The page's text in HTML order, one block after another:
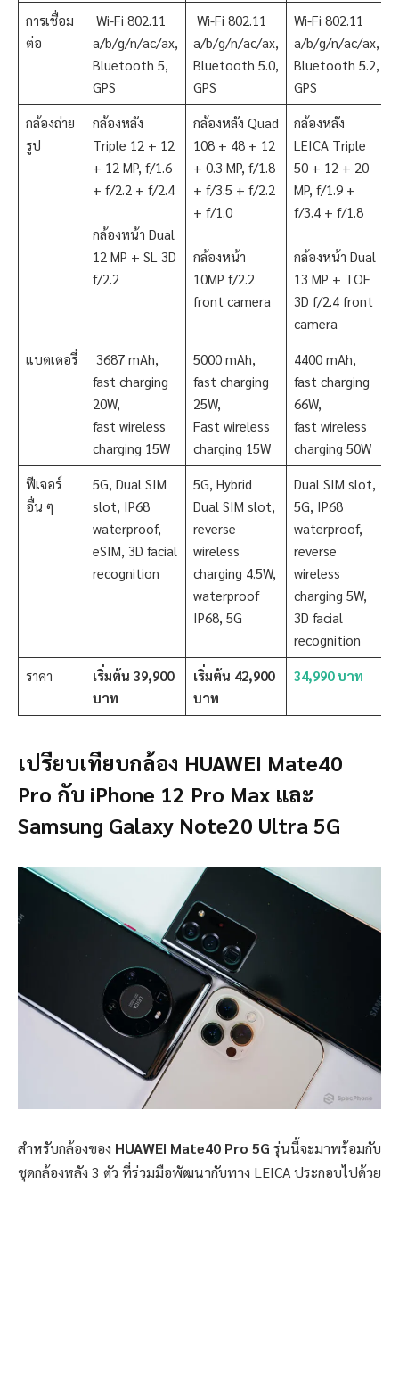
การเชื่อม
ต่อ
Wi-Fi 802.11
a/b/g/n/ac/ax,
Bluetooth 5,
GPS
Wi-Fi 802.11
a/b/g/n/ac/ax,
Bluetooth 5.0,
GPS
Wi-Fi 802.11
a/b/g/n/ac/ax,
Bluetooth 5.2,
GPS
กล้องถ่าย
รูป
กล้องหลัง
Triple 12 + 12
+ 12 MP, f/1.6
+ f/2.2 + f/2.4
กล้องหน้า Dual
12 MP + SL 3D
f/2.2
กล้องหลัง Quad
108 + 48 + 12
+ 0.3 MP, f/1.8
+ f/3.5 + f/2.2
+ f/1.0
กล้องหน้า
10MP f/2.2
front camera
กล้องหลัง
LEICA Triple
50 + 12 + 20
MP, f/1.9 +
f/3.4 + f/1.8
กล้องหน้า Dual
13 MP + TOF
3D f/2.4 front
camera
แบตเตอรี่
3687 mAh,
fast charging
20W,
fast wireless
charging 15W
5000 mAh,
fast charging
25W,
Fast wireless
charging 15W
4400 mAh,
fast charging
66W,
fast wireless
charging 50W
ฟีเจอร์
อื่น ๆ
5G, Dual SIM
slot, IP68
waterproof,
eSIM, 3D facial
recognition
5G, Hybrid
Dual SIM slot,
reverse
wireless
charging 4.5W,
waterproof
IP68, 5G
Dual SIM slot,
5G, IP68
waterproof,
reverse
wireless
charging 5W,
3D facial
recognition
ราคา
เริ่มต้น 39,900
บาท
เริ่มต้น 42,900
บาท
34,990 บาท
เปรียบเทียบกล้อง HUAWEI Mate40
Pro กับ iPhone 12 Pro Max และ
Samsung Galaxy Note20 Ultra 5G
สำหรับกล้องของ HUAWEI Mate40 Pro 5G รุ่นนี้จะมาพร้อมกับ
ชุดกล้องหลัง 3 ตัว ที่ร่วมมือพัฒนากับทาง LEICA ประกอบไปด้วย